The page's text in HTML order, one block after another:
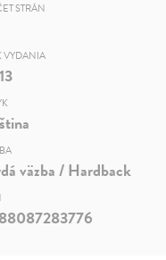
STRÁN
VYDANIA
väzba / Hardback